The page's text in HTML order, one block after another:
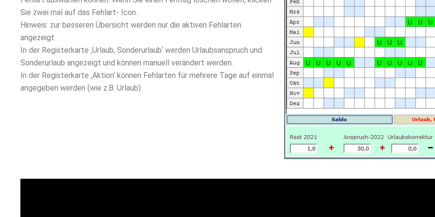
Sie zwei mal auf das Fehlart- Icon.
Hinweis: zur besseren Übersicht werden nur die aktiven Fehlarten
angezeigt
In der Registerkarte ‚Urlaub, Sonderurlaub‘ werden Urlaubsanspruch und
Sonderurlaub angezeigt und können manuell verändert werden.
In der Registerkarte ‚Aktion‘ können Fehlarten für mehrere Tage auf einmal
angegeben werden (wie z.B. Urlaub).